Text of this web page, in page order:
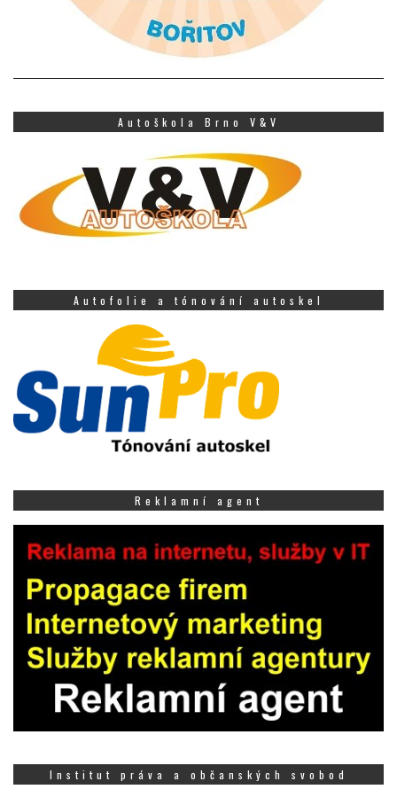
Autoškola Brno V&V
Autofolie a tónování autoskel
Reklamní agent
Institut práva a občanských svobod